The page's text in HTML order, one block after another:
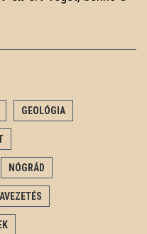
GEOLÓGIA
NÓGRÁD